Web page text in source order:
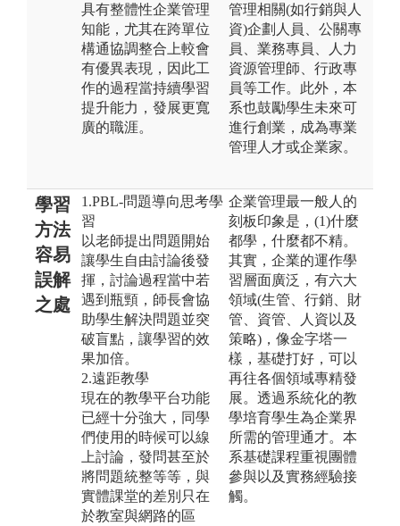
具有整體性企業管理
知能，尤其在跨單位
構通協調整合上較會
有優異表現，因此工
作的過程當持續學習
提升能力，發展更寬
廣的職涯。
管理相關(如行銷與人
資)企劃人員、公關專
員、業務專員、人力
資源管理師、行政專
員等工作。此外，本
系也鼓勵學生未來可
進行創業，成為專業
管理人才或企業家。
學習
方法
容易
誤解
之處
1.PBL-問題導向思考學
習
以老師提出問題開始
讓學生自由討論後發
揮，討論過程當中若
遇到瓶頸，師長會協
助學生解決問題並突
破盲點，讓學習的效
果加倍。
2.遠距教學
現在的教學平台功能
已經十分強大，同學
們使用的時候可以線
上討論，發問甚至於
將問題統整等等，與
實體課堂的差別只在
於教室與網路的區
企業管理最一般人的
刻板印象是，(1)什麼
都學，什麼都不精。
其實，企業的運作學
習層面廣泛，有六大
領域(生管、行銷、財
管、資管、人資以及
策略)，像金字塔一
樣，基礎打好，可以
再往各個領域專精發
展。透過系統化的教
學培育學生為企業界
所需的管理通才。本
系基礎課程重視團體
參與以及實務經驗接
觸。